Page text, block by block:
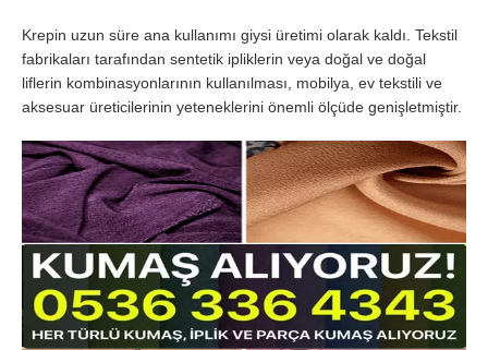
Krepin uzun süre ana kullanımı giysi üretimi olarak kaldı. Tekstil
fabrikaları tarafından sentetik ipliklerin veya doğal ve doğal
liflerin kombinasyonlarının kullanılması, mobilya, ev tekstili ve
aksesuar üreticilerinin yeteneklerini önemli ölçüde genişletmiştir.